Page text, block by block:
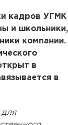
кадров УГМК
и школьники,
компании.
в
в
для